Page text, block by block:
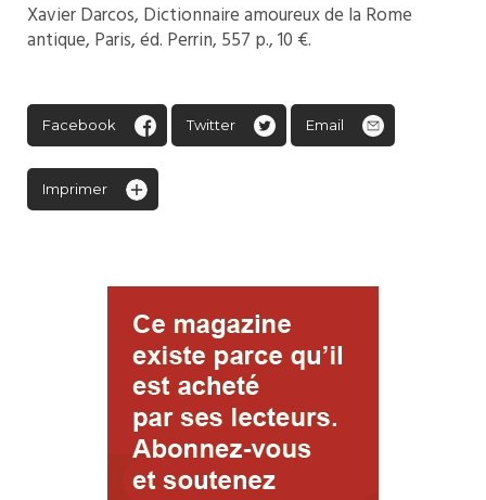
Xavier Darcos, Dictionnaire amoureux de la Rome
antique, Paris, éd. Perrin, 557 p., 10 €.
Facebook Twitter Email
Imprimer